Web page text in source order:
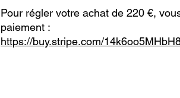
Pour régler votre achat de 220 €,
paiement :
https://buy.stripe.com/